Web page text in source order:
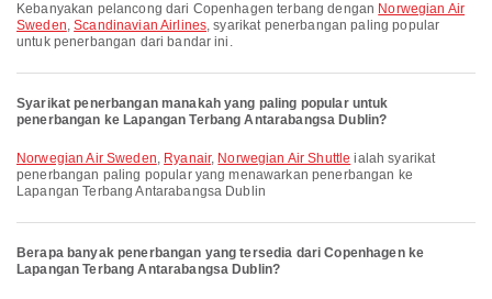
Kebanyakan pelancong dari Copenhagen terbang dengan Norwegian Air
Sweden,Scandinavian Airlines, syarikat penerbangan paling popular
untuk penerbangan dari bandar ini.
Syarikat penerbangan manakah yang paling popular untuk
penerbangan ke Lapangan Terbang Antarabangsa Dublin?
Norwegian Air Sweden, Ryanair, Norwegian Air Shuttle ialah syarikat
penerbangan paling popular yang menawarkan penerbangan ke
Lapangan Terbang Antarabangsa Dublin
Berapa banyak penerbangan yang tersedia dari Copenhagen ke
Lapangan Terbang Antarabangsa Dublin?